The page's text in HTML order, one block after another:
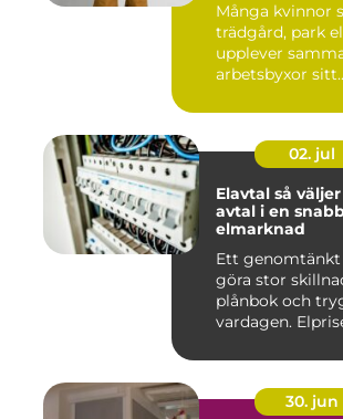
Många kvinnor
trädgård, park
upplever
arbetsbyxor
02. jul
Elavtal så väljer du rätt
avtal i en
elmarknad
Ett genomtänkt
göra stor
plånbok och
vardagen.
30. jun